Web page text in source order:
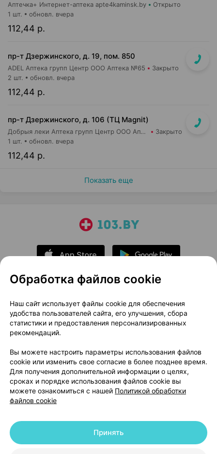
Аптечка+ Интернет-аптека apte4kaminsk.by Открыто
112,44 р.
1 шт. обновл. вчера
пр-т Дзержинского, д. 19, пом. 850
ADEL Аптека групп Центр ООО Аптека №65 Закрыто
112,44 р.
2 шт. обновл. вчера
пр-т Дзержинского, д. 106 (ТЦ Magnit)
Добрыя леки Аптека групп Центр ООО Аптека №113 Закрыто
112,44 р.
1 шт. обновл. вчера
Показать еще
О проекте
Новости проекта
Размещение рекламы
Медицинский маркетинг
Публичный договор
Доставка
Способы оплаты
Вакансии
Партнеры
Написать руководителю 103.by
Написать в поддержку
Персональные настройки Cookie
© 2026 ООО «Артокс Лаб», УНП 191700409 | 220012, Республика Беларусь,
Обработка файлов cookie
Наш сайт использует файлы cookie для обеспечения
удобства пользователей сайта, его улучшения, сбора
статистики и предоставления персонализированных
рекомендаций.
Вы можете настроить параметры использования файлов
cookie или изменить свое согласие в более позднее время.
Для получения дополнительной информации о целях,
сроках и порядке использования файлов cookie вы
можете ознакомиться с нашей Политикой обработки
файлов cookie
Принять